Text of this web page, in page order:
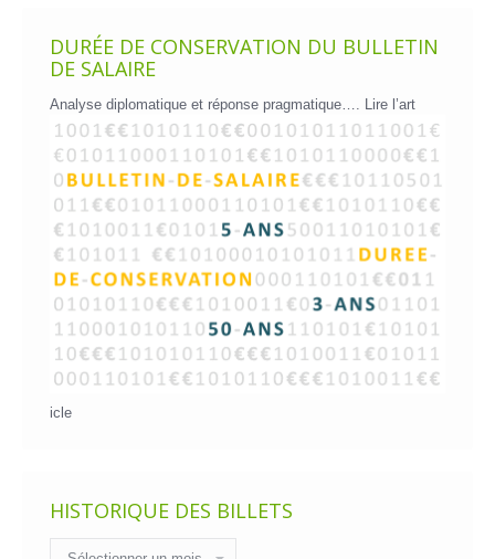
DURÉE DE CONSERVATION DU BULLETIN
DE SALAIRE
Analyse diplomatique et réponse pragmatique…. Lire l’art
icle
HISTORIQUE DES BILLETS